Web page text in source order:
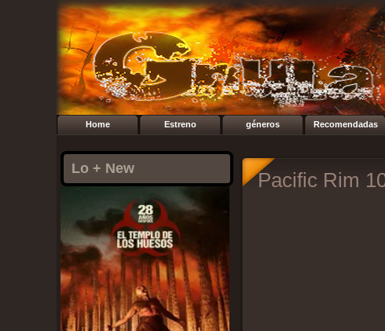
Home Estreno géneros Recomendadas
Lo + New Pacific Rim